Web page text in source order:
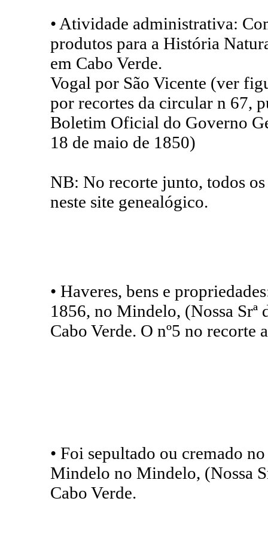
• Atividade administrativa:
produtos para a História
em Cabo Verde.
Vogal por São Vicente (ver
por recortes da circular n 67,
Boletim Oficial do Governo
18 de maio de 1850)
NB: No recorte junto, todos
neste site genealógico.
• Haveres, bens e
1856, no Mindelo, (Nossa Srª
Cabo Verde. O nº5 no recorte
• Foi sepultado ou cremado
Mindelo no Mindelo, (Nossa
Cabo Verde.